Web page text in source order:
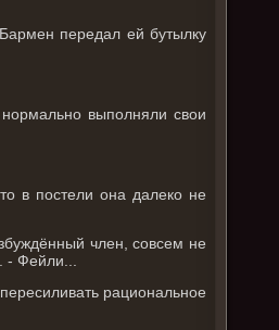
передал ей бутылку
выполняли свои
в постели она далеко не
член, совсем не
- Фейли...
рациональное